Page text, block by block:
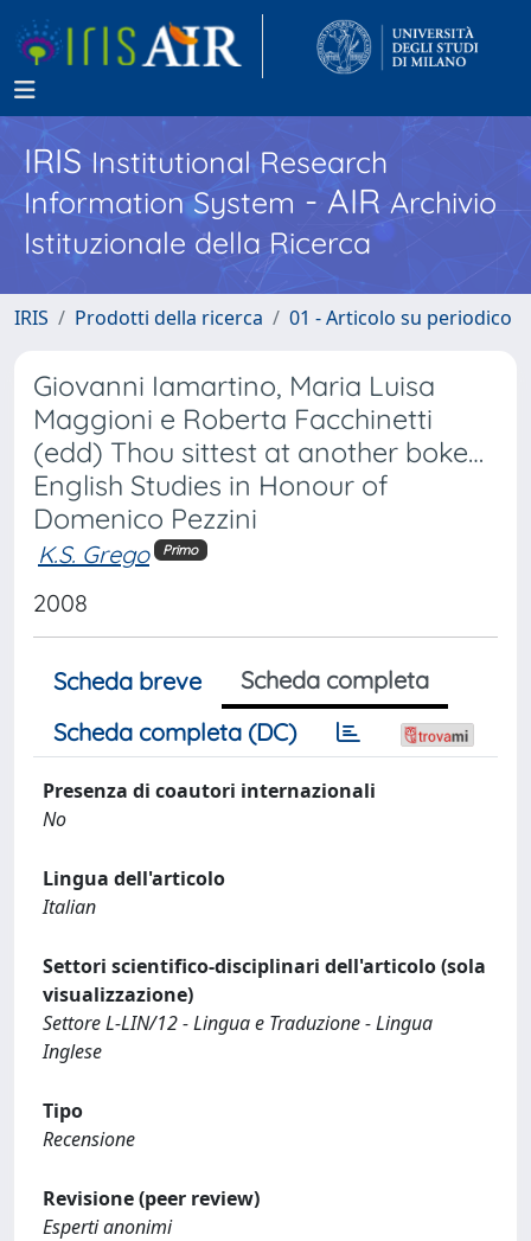
IRISInstitutional Research
Information System - AIR Archivio
Istituzionale della Ricerca
IRIS Prodotti della ricerca 01 - Articolo su periodico
Giovanni Iamartino, Maria Luisa
Maggioni e Roberta Facchinetti
(edd) Thou sittest at another boke…
English Studies in Honour of
Domenico Pezzini
K.S. Grego Primo
2008
Scheda breve
Scheda completa
Scheda completa (DC)
Presenza di coautori internazionali
No
Lingua dell'articolo
Italian
Settori scientifico-disciplinari dell'articolo (sola
visualizzazione)
Settore L-LIN/12 - Lingua e Traduzione - Lingua
Inglese
Tipo
Recensione
Revisione (peer review)
Esperti anonimi